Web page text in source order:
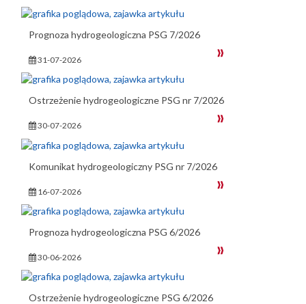
Prognoza hydrogeologiczna PSG 7/2026
31-07-2026
Ostrzeżenie hydrogeologiczne PSG nr 7/2026
30-07-2026
Komunikat hydrogeologiczny PSG nr 7/2026
16-07-2026
Prognoza hydrogeologiczna PSG 6/2026
30-06-2026
Ostrzeżenie hydrogeologiczne PSG 6/2026